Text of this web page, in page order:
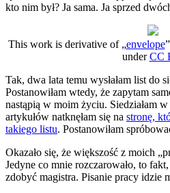
kto nim był? Ja sama. Ja sprzed
This work is derivative of „envelope
underCC
Tak, dwa lata temu wysłałam list do
Postanowiłam wtedy, że zapytam
nastąpią w moim życiu. Siedziałam
artykułów natknęłam się na stronę,
takiego listu. Postanowiłam
Okazało się, że większość z moich
Jedyne co mnie rozczarowało, to
zdobyć magistra. Pisanie pracy